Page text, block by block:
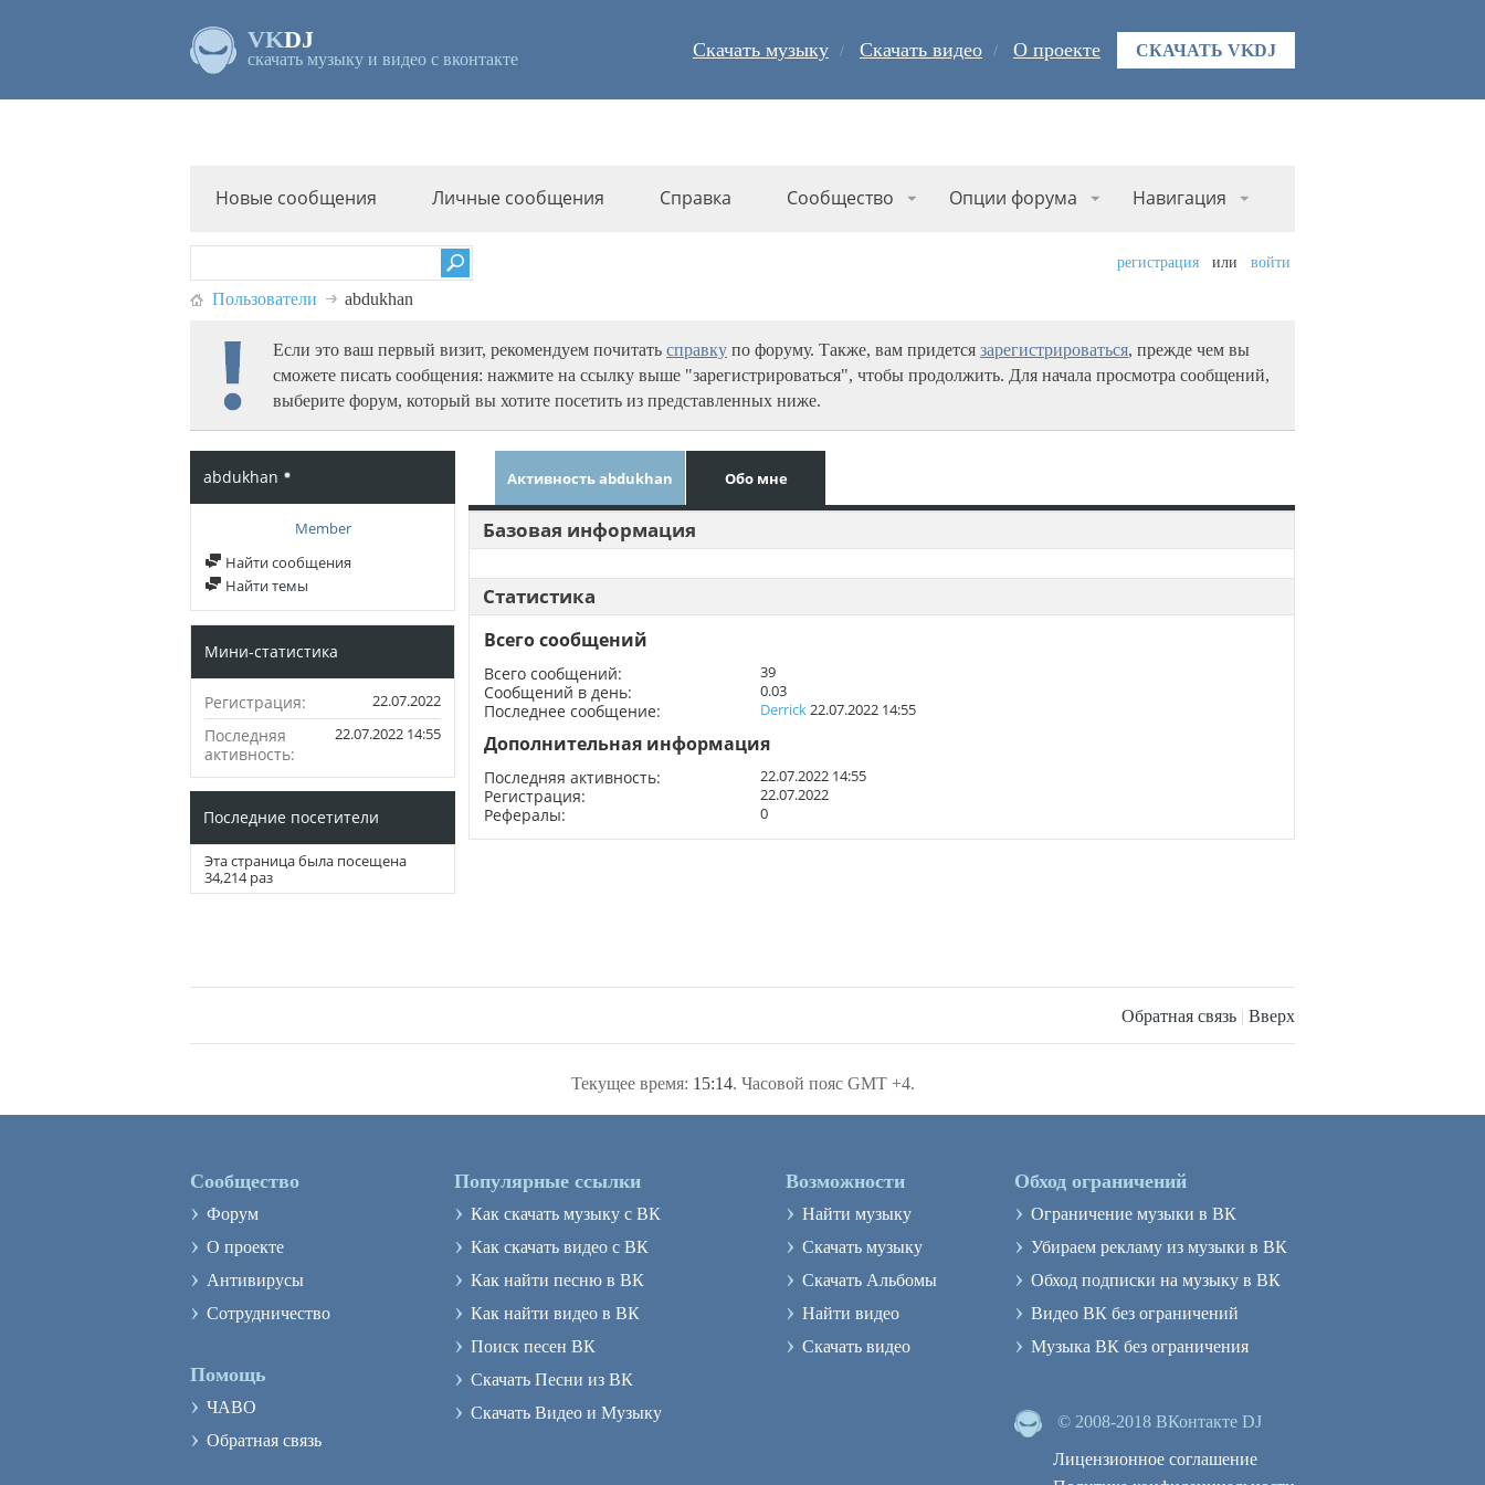
VKDJ
скачать музыку и видео с вконтакте Скачать музыку Скачать видео О проекте СКАЧАТЬ VKDJ
Новые сообщения Личные сообщения Справка Сообщество Опции форума Навигация
регистрация или войти
Пользователи abdukhan
Если это ваш первый визит, рекомендуем почитать справку по форуму. Также, вам придется зарегистрироваться, прежде чем вы
сможете писать сообщения: нажмите на ссылку выше "зарегистрироваться", чтобы продолжить. Для начала просмотра сообщений,
выберите форум, который вы хотите посетить из представленных ниже.
abdukhan
Member
Найти сообщения
Найти темы
Мини-статистика
Регистрация 22.07.2022
Последняя
активность
22.07.2022 14:55
Последние посетители
Эта страница была посещена
34,214раз
Активность abdukhan Обо мне
Базовая информация
Статистика
Всего сообщений
Всего сообщений 39
Сообщений в день 0.03
Последнее сообщение Derrick22.07.2022 14:55
Дополнительная информация
Последняя активность 22.07.2022 14:55
Регистрация 22.07.2022
Рефералы 0
Обратная связь | Вверх
Текущее время: 15:14. Часовой пояс GMT +4.
Сообщество
› Форум
› О проекте
› Антивирусы
› Сотрудничество
Помощь
› ЧАВО
› Обратная связь
Популярные ссылки
› Как скачать музыку с ВК
› Как скачать видео с ВК
› Как найти песню в ВК
› Как найти видео в ВК
› Поиск песен ВК
› Скачать Песни из ВК
› Скачать Видео и Музыку
Возможности
› Найти музыку
› Скачать музыку
› Скачать Альбомы
› Найти видео
› Скачать видео
Обход ограничений
› Ограничение музыки в ВК
› Убираем рекламу из музыки в ВК
› Обход подписки на музыку в ВК
› Видео ВК без ограничений
› Музыка ВК без ограничения
© 2008-2018 ВКонтакте DJ
Лицензионное соглашение